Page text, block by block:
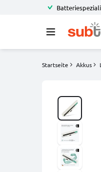
Startseite Akkus